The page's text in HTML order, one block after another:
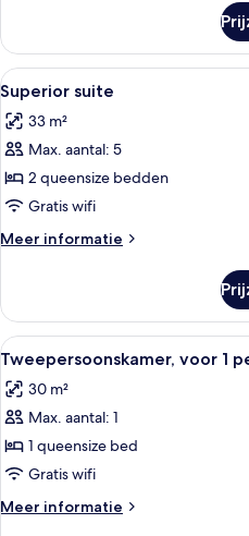
vierpersoonskamer,
tweepersoonsbedden
Alle
foto's
voor
Superior
suite
laden
6
Superior suite
33 m²
Max. aantal: 5
2 queensize bedden
Gratis wifi
Meer informatie
Meer
suite
Alle
foto's
voor
Tweepersoonskamer,
voor
1
persoon,
balkon
5
Tweepersoonskamer, voor 1
30 m²
Max. aantal: 1
1 queensize bed
Gratis wifi
Meer informatie
Meer